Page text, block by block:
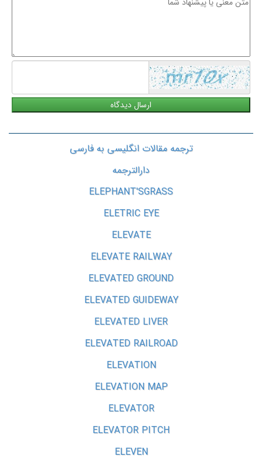
ترجمه مقالات انگلیسی به فارسی
دارالترجمه
ELEPHANT'SGRASS
ELETRIC EYE
ELEVATE
ELEVATE RAILWAY
ELEVATED GROUND
ELEVATED GUIDEWAY
ELEVATED LIVER
ELEVATED RAILROAD
ELEVATION
ELEVATION MAP
ELEVATOR
ELEVATOR PITCH
ELEVEN